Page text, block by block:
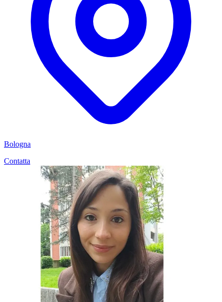
Bologna
Contatta